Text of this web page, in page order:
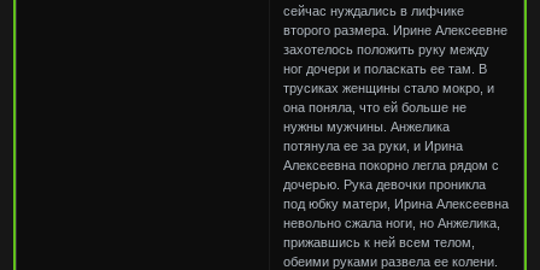
сейчас нуждались в лифчике
второго размера. Ирине Алексеевне
захотелось положить руку между
ног дочери и поласкать ее там. В
трусиках женщины стало мокро, и
она поняла, что ей больше не
нужны мужчины. Анжелика
потянула ее за руки, и Ирина
Алексеевна покорно легла рядом с
дочерью. Рука девочки проникла
под юбку матери, Ирина Алексеевна
невольно сжала ноги, но Анжелика,
прижавшись к ней всем телом,
обеими руками развела ее колени.